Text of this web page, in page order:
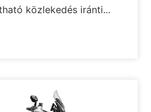
közlekedés iránti...